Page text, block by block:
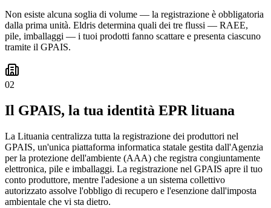
Non esiste alcuna soglia di volume — la registrazione è obbligatoria
dalla prima unità. Eldris determina quali dei tre flussi — RAEE,
pile, imballaggi — i tuoi prodotti fanno scattare e presenta ciascuno
tramite il GPAIS.
02
Il GPAIS, la tua identità EPR lituana
La Lituania centralizza tutta la registrazione dei produttori nel
GPAIS, un'unica piattaforma informatica statale gestita dall'Agenzia
per la protezione dell'ambiente (AAA) che registra congiuntamente
elettronica, pile e imballaggi. La registrazione nel GPAIS apre il tuo
conto produttore, mentre l'adesione a un sistema collettivo
autorizzato assolve l'obbligo di recupero e l'esenzione dall'imposta
ambientale che vi sta dietro.